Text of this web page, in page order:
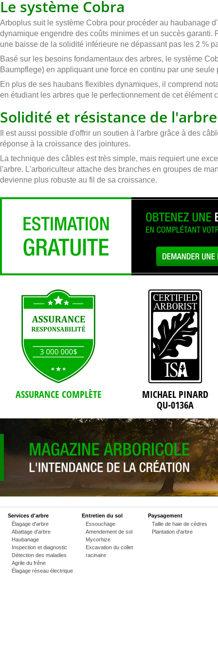
Le système Cobra
Arboplus suit le système Cobra pour procéder au haubanage
dynamique engendre des coûts minimes et un succès
une baisse de la solidité inférieure ne dépassant pas les 2 %
Basé sur les besoins fondamentaux des arbres, le système
Baumpflege) en appliquant une force en continu par une
En plus de ses haubans flexibles dynamiques, il comprend
en étudiant les arbres que le perfectionnement de cet élément
Solidité et résistance de l'arbre
Il est aussi possible d'offrir un soutien à l'arbre grâce à des
réponse à la croissance des jointures.
La technique des câbles est très simple, mais requiert une
l'arbre. L'arboriculteur attache des branches en groupes de
devienne plus robuste au fil de sa croissance.
ASSURANCE COMPLÈTE
MICHAEL PINARD
QU-0136A
Services d'arbre
Élagage d'arbre
Abattage d'arbre
Haubanage
Inspection et diagnostic
Détection des maladies
Agrile du frêne
Élagage réseau électrique
Entretien du sol
Essouchage
Amendement de sol
Mycorhize
Excavation du collet
racinaire
Paysagement
Taille de haie de cèdres
Plantation d'arbre